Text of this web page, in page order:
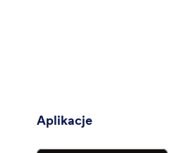
Aplikacje